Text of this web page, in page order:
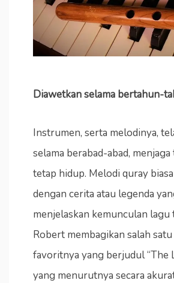
Diawetkan selama bertahun-
Instrumen, serta melodinya,
selama berabad-abad,
tetap hidup. Melodi quray
dengan cerita atau legenda
menjelaskan kemunculan lagu
Robert membagikan salah
favoritnya yang berjudul “The
yang menurutnya secara